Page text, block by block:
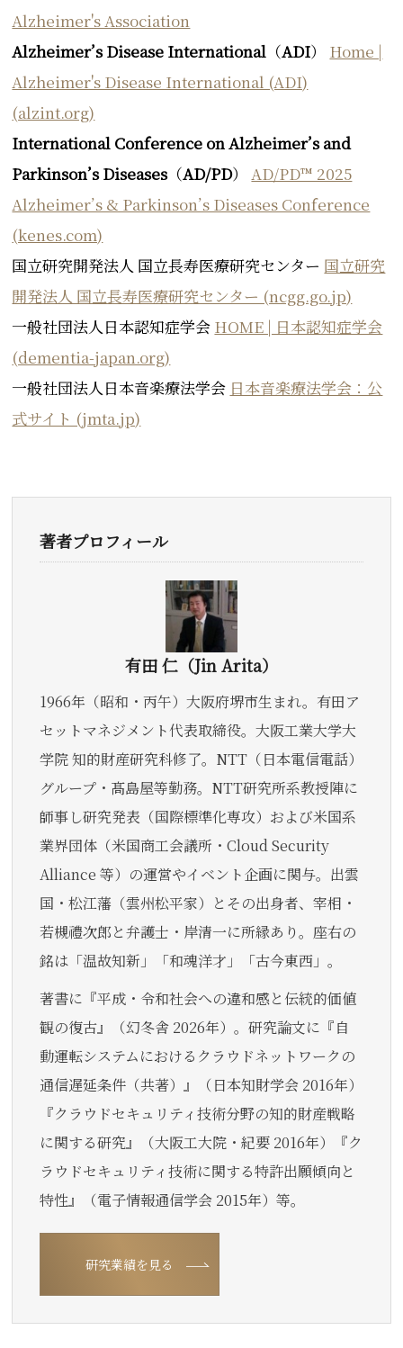
Alzheimer's Association
Alzheimer’s Disease International （ADI） Home |
Alzheimer's Disease International (ADI)
(alzint.org)
International Conference on Alzheimer’s and
Parkinson’s Diseases（AD/PD） AD/PD™ 2025
Alzheimer’s & Parkinson’s Diseases Conference
(kenes.com)
国立研究開発法人 国立長寿医療研究センター 国立研究
開発法人 国立長寿医療研究センター (ncgg.go.jp)
一般社団法人日本認知症学会 HOME | 日本認知症学会
(dementia-japan.org)
一般社団法人日本音楽療法学会 日本音楽療法学会：公
式サイト (jmta.jp)
著者プロフィール
有田 仁（Jin Arita）
1966年（昭和・丙午）大阪府堺市生まれ。有田ア
セットマネジメント代表取締役。大阪工業大学大
学院 知的財産研究科修了。NTT（日本電信電話）
グループ・髙島屋等勤務。NTT研究所系教授陣に
師事し研究発表（国際標準化専攻）および米国系
業界団体（米国商工会議所・Cloud Security
Alliance 等）の運営やイベント企画に関与。出雲
国・松江藩（雲州松平家）とその出身者、宰相・
若槻禮次郎と弁護士・岸清一に所縁あり。座右の
銘は「温故知新」「和魂洋才」「古今東西」。
著書に『平成・令和社会への違和感と伝統的価値
観の復古』（幻冬舎 2026年）。研究論文に『自
動運転システムにおけるクラウドネットワークの
通信遅延条件（共著）』（日本知財学会 2016年）
『クラウドセキュリティ技術分野の知的財産戦略
に関する研究』（大阪工大院・紀要 2016年）『ク
ラウドセキュリティ技術に関する特許出願傾向と
特性』（電子情報通信学会 2015年）等。
研究業績を見る